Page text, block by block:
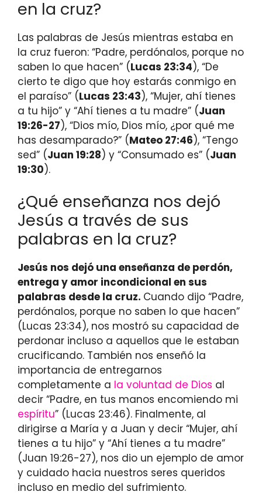
en la cruz?
Las palabras de Jesús mientras estaba en
la cruz fueron: “Padre, perdónalos, porque no
saben lo que hacen” (Lucas 23:34), “De
cierto te digo que hoy estarás conmigo en
el paraíso” (Lucas 23:43), “Mujer, ahí tienes
a tu hijo” y “Ahí tienes a tu madre” (Juan
19:26-27), “Dios mío, Dios mío, ¿por qué me
has desamparado?” (Mateo 27:46), “Tengo
sed” (Juan 19:28) y “Consumado es” (Juan
19:30).
¿Qué enseñanza nos dejó
Jesús a través de sus
palabras en la cruz?
Jesús nos dejó una enseñanza de perdón,
entrega y amor incondicional en sus
palabras desde la cruz. Cuando dijo “Padre,
perdónalos, porque no saben lo que hacen”
(Lucas 23:34), nos mostró su capacidad de
perdonar incluso a aquellos que le estaban
crucificando. También nos enseñó la
importancia de entregarnos
completamente a la voluntad de Dios al
decir “Padre, en tus manos encomiendo mi
espíritu” (Lucas 23:46). Finalmente, al
dirigirse a María y a Juan y decir “Mujer, ahí
tienes a tu hijo” y “Ahí tienes a tu madre”
(Juan 19:26-27), nos dio un ejemplo de amor
y cuidado hacia nuestros seres queridos
incluso en medio del sufrimiento.